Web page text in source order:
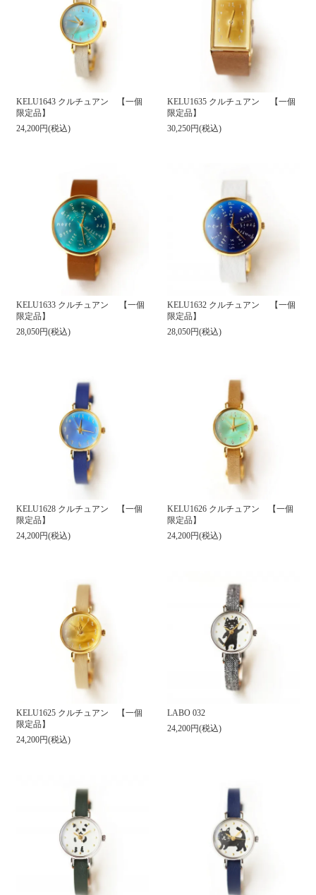
KELU1643 クルチュアン 【一個
限定品】
24,200円(税込)
KELU1635 クルチュアン 【一個
限定品】
30,250円(税込)
KELU1633 クルチュアン 【一個
限定品】
28,050円(税込)
KELU1632 クルチュアン 【一個
限定品】
28,050円(税込)
KELU1628 クルチュアン 【一個
限定品】
24,200円(税込)
KELU1626 クルチュアン 【一個
限定品】
24,200円(税込)
KELU1625 クルチュアン 【一個
限定品】
24,200円(税込)
LABO 032
24,200円(税込)